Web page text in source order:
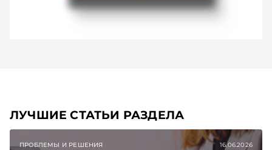
ЛУЧШИЕ СТАТЬИ РАЗДЕЛА
ПРОБЛЕМЫ И РЕШЕНИЯ 16.06.2026